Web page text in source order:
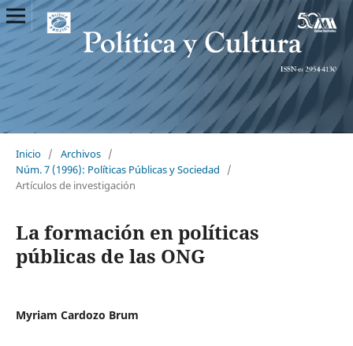
Inicio / Archivos /
Núm. 7 (1996): Políticas Públicas y Sociedad
/
Artículos de investigación
La formación en políticas
públicas de las ONG
Myriam Cardozo Brum